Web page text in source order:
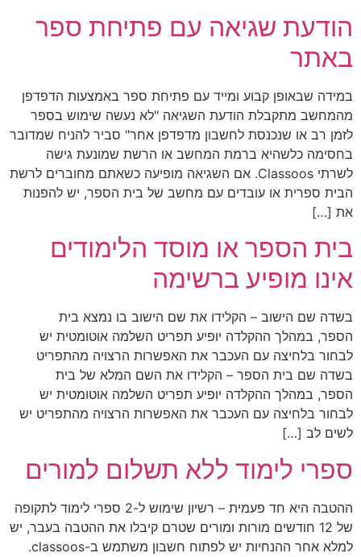
הודעת שגיאה עם פתיחת ספר
באתר
במידה שבאופן קבוע ומייד עם פתיחת ספר באמצעות הדפדפן
מהמחשב מתקבלת הודעת השגיאה "לא נעשה שימוש בספר
לזמן רב או שנכנסת לחשבון מדפדפן אחר" סביר להניח שמדובר
בחסימה כלשהיא ברמת המחשב או הרשת שמונעת גישה
לשרתי Classoos. אם השגיאה מופיעה כשאתם מחוברים לרשת
הבית ספרית או עובדים עם מחשב של בית הספר, יש להפנות
את […]
בית הספר או מוסד הלימודים
אינו מופיע ברשימה
בשדה שם הישוב – הקלידו את שם הישוב בו נמצא בית
הספר, במהלך ההקלדה יופיע תפריט השלמה אוטומטית יש
לבחור בלחיצה עם העכבר את האפשרות הרצויה מהתפריט
בשדה שם בית הספר – הקלידו את השם המלא של בית
הספר, במהלך ההקלדה יופיע תפריט השלמה אוטומטית יש
לבחור בלחיצה עם העכבר את האפשרות הרצויה מהתפריט יש
לשים לב […]
ספרי לימוד ללא תשלום למורים
ההטבה היא חד פעמית – רשיון שימוש ל-2 ספרי לימוד לתקופה
של 12 חודשים מורות ומורים שטרם קיבלו את ההטבה בעבר, יש
למלא אחר ההנחיות יש לפתוח חשבון משתמש ב-classoos.